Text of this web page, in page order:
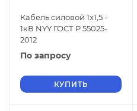
Кабель силовой 1х1,5 -
1кВ NYY ГОСТ Р 55025-
2012
По запросу
КУПИТЬ